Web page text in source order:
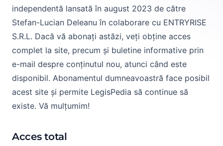
independentă lansată în august 2023 de către
Stefan-Lucian Deleanu în colaborare cu ENTRYRISE
S.R.L. Dacă vă abonați astăzi, veți obține acces
complet la site, precum și buletine informative prin
e-mail despre conținutul nou, atunci când este
disponibil. Abonamentul dumneavoastră face posibil
acest site și permite LegisPedia să continue să
existe. Vă mulțumim!
Acces total